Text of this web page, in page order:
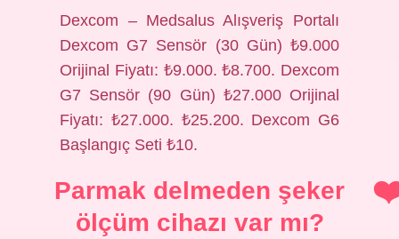
Dexcom – Medsalus Alışveriş Portalı
Dexcom G7 Sensör (30 Gün) ₺9.000
Orijinal Fiyatı: ₺9.000. ₺8.700. Dexcom
G7 Sensör (90 Gün) ₺27.000 Orijinal
Fiyatı: ₺27.000. ₺25.200. Dexcom G6
Başlangıç ​​Seti ₺10.
Parmak delmeden şeker
ölçüm cihazı var mı?